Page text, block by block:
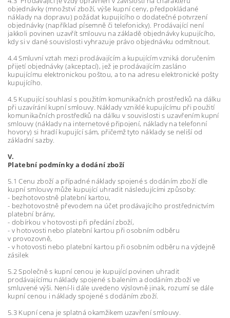
objednávky (množství zboží, výše kupní ceny, předpokládané
náklady na dopravu) požádat kupujícího o dodatečné potvrzení
objednávky (například písemně či telefonicky). Prodávající není
jakkoli povinen uzavřít smlouvu na základě objednávky kupujícího,
kdy si v dané souvislosti vyhrazuje právo objednávku odmítnout.
4.4 Smluvní vztah mezi prodávajícím a kupujícím vzniká doručením
přijetí objednávky (akceptací), jež je prodávajícím zasláno
kupujícímu elektronickou poštou, a to na adresu elektronické pošty
kupujícího.
4.5 Kupující souhlasí s použitím komunikačních prostředků na dálku
při uzavírání kupní smlouvy. Náklady vzniklé kupujícímu při použití
komunikačních prostředků na dálku v souvislosti s uzavřením kupní
smlouvy (náklady na internetové připojení, náklady na telefonní
hovory) si hradí kupující sám, přičemž tyto náklady se neliší od
základní sazby.
V.
Platební podmínky a dodání zboží
5.1 Cenu zboží a případné náklady spojené s dodáním zboží dle
kupní smlouvy může kupující uhradit následujícími způsoby:
- bezhotovostně platební kartou,
- bezhotovostně převodem na účet prodávajícího prostřednictvím
platební brány,
- dobírkou v hotovosti při předání zboží,
- v hotovosti nebo platební kartou při osobním odběru
v provozovně,
- v hotovosti nebo platební kartou při osobním odběru na výdejně
zásilek
5.2 Společně s kupní cenou je kupující povinen uhradit
prodávajícímu náklady spojené s balením a dodáním zboží ve
smluvené výši. Není-li dále uvedeno výslovně jinak, rozumí se dále
kupní cenou i náklady spojené s dodáním zboží.
5.3 Kupní cena je splatná okamžikem uzavření smlouvy.